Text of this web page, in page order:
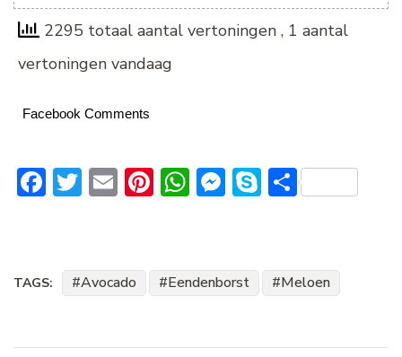
2295 totaal aantal vertoningen , 1 aantal
vertoningen vandaag
Facebook Comments
Facebook
Twitter
EmailPinterest
WhatsApp
Messenger
Skype
Delen
TAGS: Avocado Eendenborst Meloen